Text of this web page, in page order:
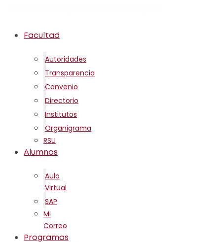
Facultad
Autoridades
Transparencia
Convenio
Directorio
Institutos
Organigrama
RSU
Alumnos
Aula
Virtual
SAP
Mi
Correo
Programas